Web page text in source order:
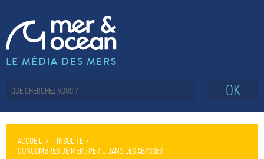
LE MÉDIA DES MERS
OK
ACCUEIL
INSOLITE
CONCOMBRES DE MER : PÉRIL DANS LES ABYSSES